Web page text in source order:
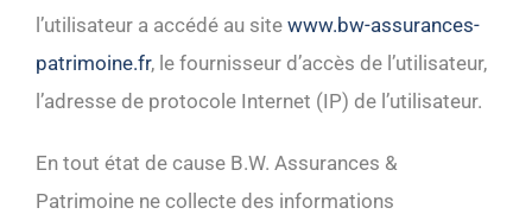
l’utilisateur a accédé au site www.bw-assurances-
patrimoine.fr, le fournisseur d’accès de l’utilisateur,
l’adresse de protocole Internet (IP) de l’utilisateur.
En tout état de cause B.W. Assurances &
Patrimoine ne collecte des informations